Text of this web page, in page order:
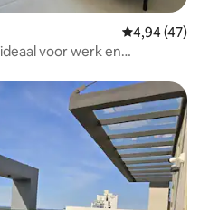
Gemiddelde
4,94 (47)
voor werk en